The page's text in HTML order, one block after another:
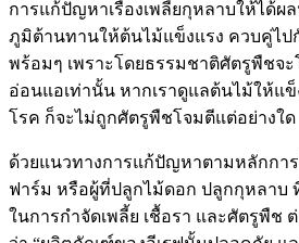
การแก้ปัญหาเรื่องเพลี้ยกุหลาบให้ได้ผ
ภูมิต้านทานให้ต้นไม้แข็งแรง ควบคู่ไป
พร้อมๆ เพราะโดยธรรมชาติศัตรูพืชจ
อ่อนแอเท่านั้น หากเราดูแลต้นไม้ให้แ
โรค ก็จะไม่ถูกศัตรูพืชโจมตีแต่อย่างใด
ด้วยแนวทางการแก้ปัญหาตามหลักกา
ฟาร์ม หรือผู้ที่ปลูกไม้ดอก ปลูกกุหลาบ
ในการกำจัดเพลี้ย เชื้อรา และศัตรูพืช ต่